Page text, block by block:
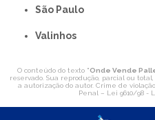
São Paulo
Valinhos
O conteúdo do texto "Onde Vende
reservado. Sua reprodução, parcial ou
a autorização do autor. Crime de
Penal – Lei 9610/98 -